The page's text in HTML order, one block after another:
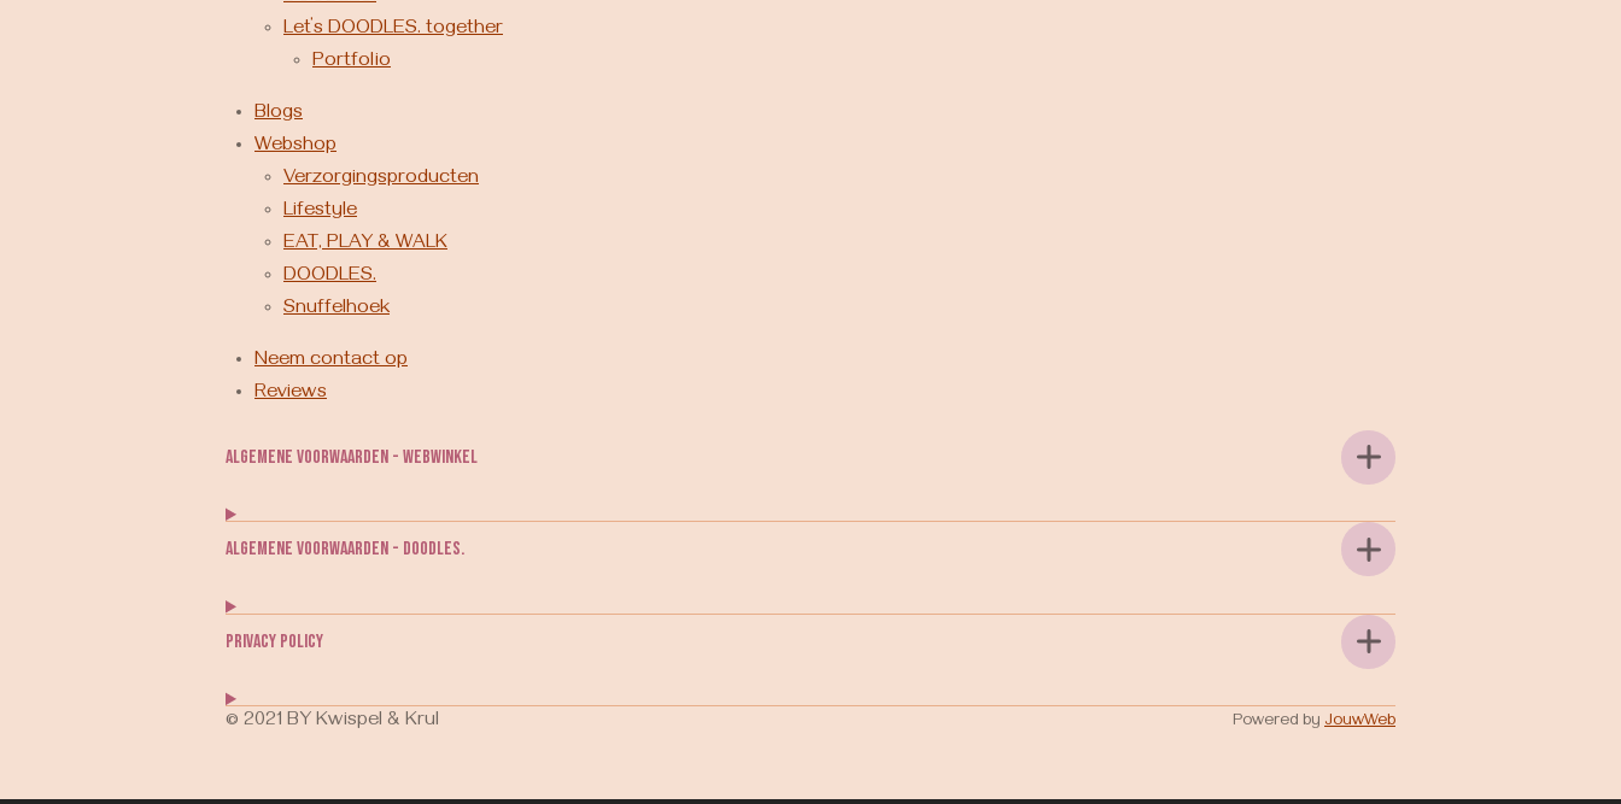
Let’s DOODLES. together
Portfolio
Blogs
Webshop
Verzorgingsproducten
Lifestyle
EAT, PLAY & WALK
DOODLES.
Snuffelhoek
Neem contact op
Reviews
Algemene voorwaarden - webwinkel
Algemene voorwaarden - DOODLES.
Privacy Policy
© 2021 BY Kwispel & Krul Powered by JouwWeb